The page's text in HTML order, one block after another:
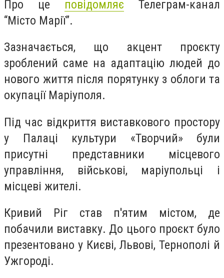
Про це повідомляє Телеграм-канал
“Місто Марії”.
Зазначається, що акцент проєкту
зроблений саме на адаптацію людей до
нового життя після порятунку з облоги та
окупації Маріуполя.
Під час відкриття виставкового простору
у Палаці культури «Творчий» були
присутні представники місцевого
управління, військові, маріупольці і
місцеві жителі.
Кривий Ріг став п'ятим містом, де
побачили виставку. До цього проєкт було
презентовано у Києві, Львові, Тернополі й
Ужгороді.